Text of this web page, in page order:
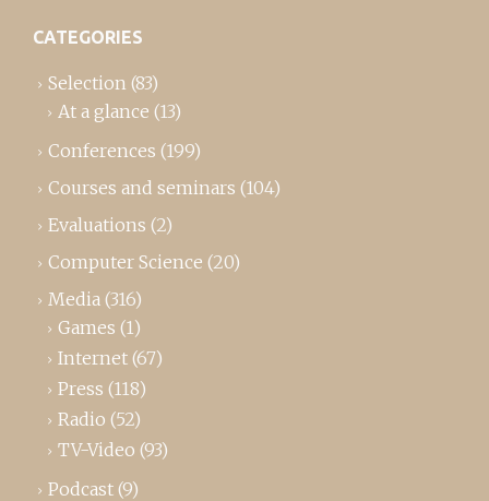
CATEGORIES
Selection (83)
At a glance (13)
Conferences (199)
Courses and seminars (104)
Evaluations (2)
Computer Science (20)
Media (316)
Games (1)
Internet (67)
Press (118)
Radio (52)
TV-Video (93)
Podcast (9)